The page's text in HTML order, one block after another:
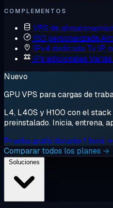
COMPLEMENTOS
VPS de
ISO personalizada
IPv4 dedicada Tu IP,
IPs adicionales
Nuevo
GPU VPS para cargas de
L4, L40S y H100 con el
preinstalado. Inicia, entrena,
Prueba gratis durante 1 hora →
Comparar todos los planes →